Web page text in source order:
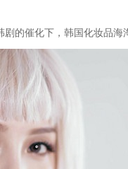
的催化下，韩国化妆品